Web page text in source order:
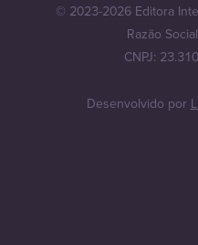
© 2023-2026 Editora
Razão
CNPJ:
Desenvolvido por